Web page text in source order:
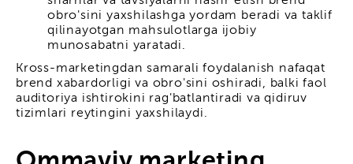
obro'sini yaxshilashga yordam beradi va taklif
qilinayotgan mahsulotlarga ijobiy
munosabatni yaratadi.
Kross-marketingdan samarali foydalanish nafaqat
brend xabardorligi va obro'sini oshiradi, balki faol
auditoriya ishtirokini rag'batlantiradi va qidiruv
tizimlari reytingini yaxshilaydi.